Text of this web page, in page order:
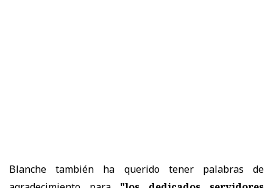
Blanche también ha querido tener palabras de